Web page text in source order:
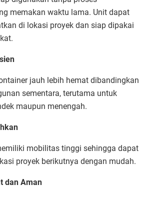
memakan waktu lama. Unit dapat
di lokasi proyek dan siap dipakai
jauh lebih hemat dibandingkan
sementara, terutama untuk
maupun menengah.
mobilitas tinggi sehingga dapat
proyek berikutnya dengan mudah.
dan Aman